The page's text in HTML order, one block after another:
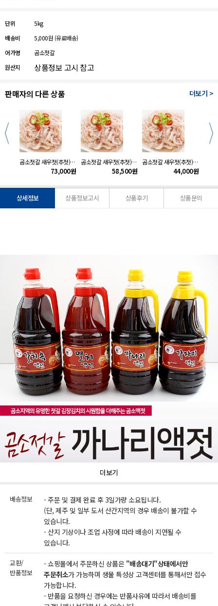
단위
5kg
배송비
5,000원 (유료배송)
어가명
곰소젓갈
원산지
상품정보 고시 참고
판매자의 다른 상품
곰소젓갈 새우젓(추젓)5kg
73,000원
곰소젓갈 새우젓(추젓)4kg
58,500원
곰소젓갈 새우젓(추젓)3kg
44,000원
더보기 >
상세정보 상품정보고시 상품후기 상품문의
더보기
배송정보
- 주문 및 결제 완료 후 3일가량 소요됩니다.
(단, 제주 및 일부 도서 산간지역의 경우 배송이 불가할 수
있습니다.
- 산지 기상이나 조업 사정에 따라 배송이 지연될 수
있습니다.
교환/
반품정보
- 쇼핑몰에서 주문하신 상품은 "배송대기"상태에서만
주문취소가 가능하며 생물 특성상 고객센터를 통해서만 접수
가능합니다.
- 반품을 요청하신 경우에는 반품사유에 따라서 배송비를